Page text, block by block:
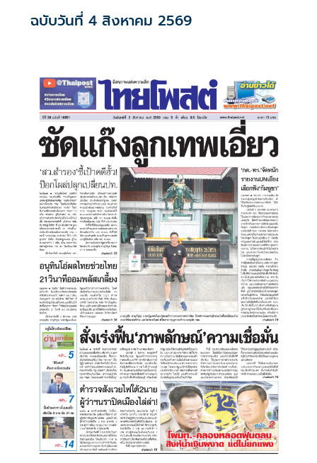
ฉบับวันที่ 4 สิงหาคม 2569